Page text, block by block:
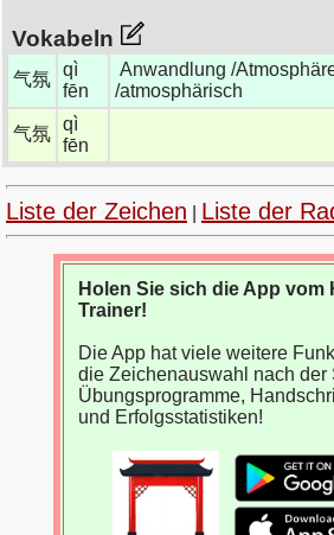
Vokabeln
气氛 qì
fēn
Anwandlung /
/atmosphärisch
气氛 qì
fēn
Liste der Zeichen Liste der
Holen Sie sich die App vom
Trainer!
Die App hat viele weitere
die Zeichenauswahl nach der
Übungsprogramme,
und Erfolgsstatistiken!